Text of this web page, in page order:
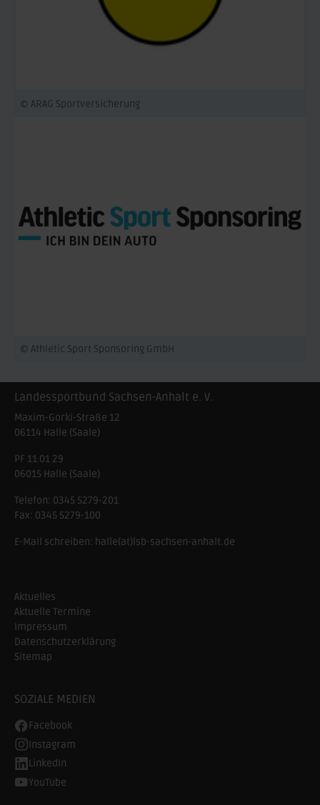
© ARAG Sportversicherung
© Athletic Sport Sponsoring GmbH
Landessportbund Sachsen-Anhalt e. V.
Maxim-Gorki-Straße 12
06114 Halle (Saale)
PF 11 01 29
06015 Halle (Saale)
Telefon: 0345 5279-201
Fax: 0345 5279-100
E-Mail schreiben: halle(at)lsb-sachsen-anhalt.de
Aktuelles
Aktuelle Termine
Impressum
Datenschutzerklärung
Sitemap
SOZIALE MEDIEN
Facebook
Instagram
LinkedIn
YouTube